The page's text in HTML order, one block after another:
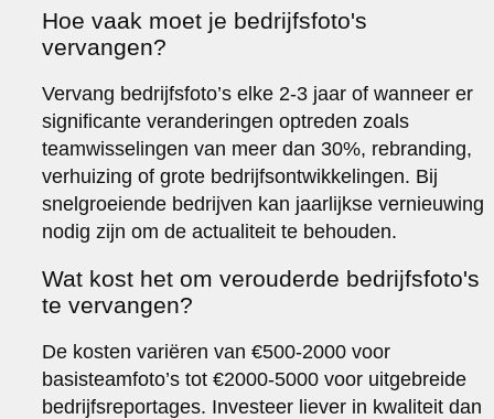
Hoe vaak moet je bedrijfsfoto's
vervangen?
Vervang bedrijfsfoto’s elke 2-3 jaar of wanneer er
significante veranderingen optreden zoals
teamwisselingen van meer dan 30%, rebranding,
verhuizing of grote bedrijfsontwikkelingen. Bij
snelgroeiende bedrijven kan jaarlijkse vernieuwing
nodig zijn om de actualiteit te behouden.
Wat kost het om verouderde bedrijfsfoto's
te vervangen?
De kosten variëren van €500-2000 voor
basisteamfoto’s tot €2000-5000 voor uitgebreide
bedrijfsreportages. Investeer liever in kwaliteit dan